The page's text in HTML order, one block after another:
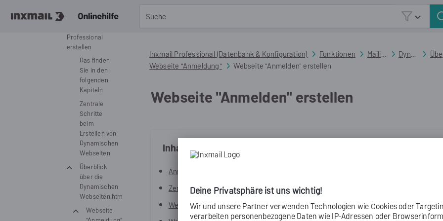
Webseiten mit
Professional
erstellen
Das finden
Sie in den
folgenden
Kapiteln
Zentrale
Schritte
beim
Erstellen von
Dynamischen
Webseiten
Überblick
über die
Dynamischen
Webseiten.htm
Webseite
Inxmail Professional (Datenbank & Konfiguration) >Funktionen > Mailing Empfänger > Dynamische Webseiten mit Inxmail Professional erstellen >
Webseite "Anmeldung" >Webseite "Anmelden" erstellen
Webseite "Anmelden" erstellen
Inhalt des Kapitels
Anmeldeprozess für den Empfänger
Zentrale Schritte - Webseite "Anmeldung" erstellen
Webseite "Anmeldung" anlegen